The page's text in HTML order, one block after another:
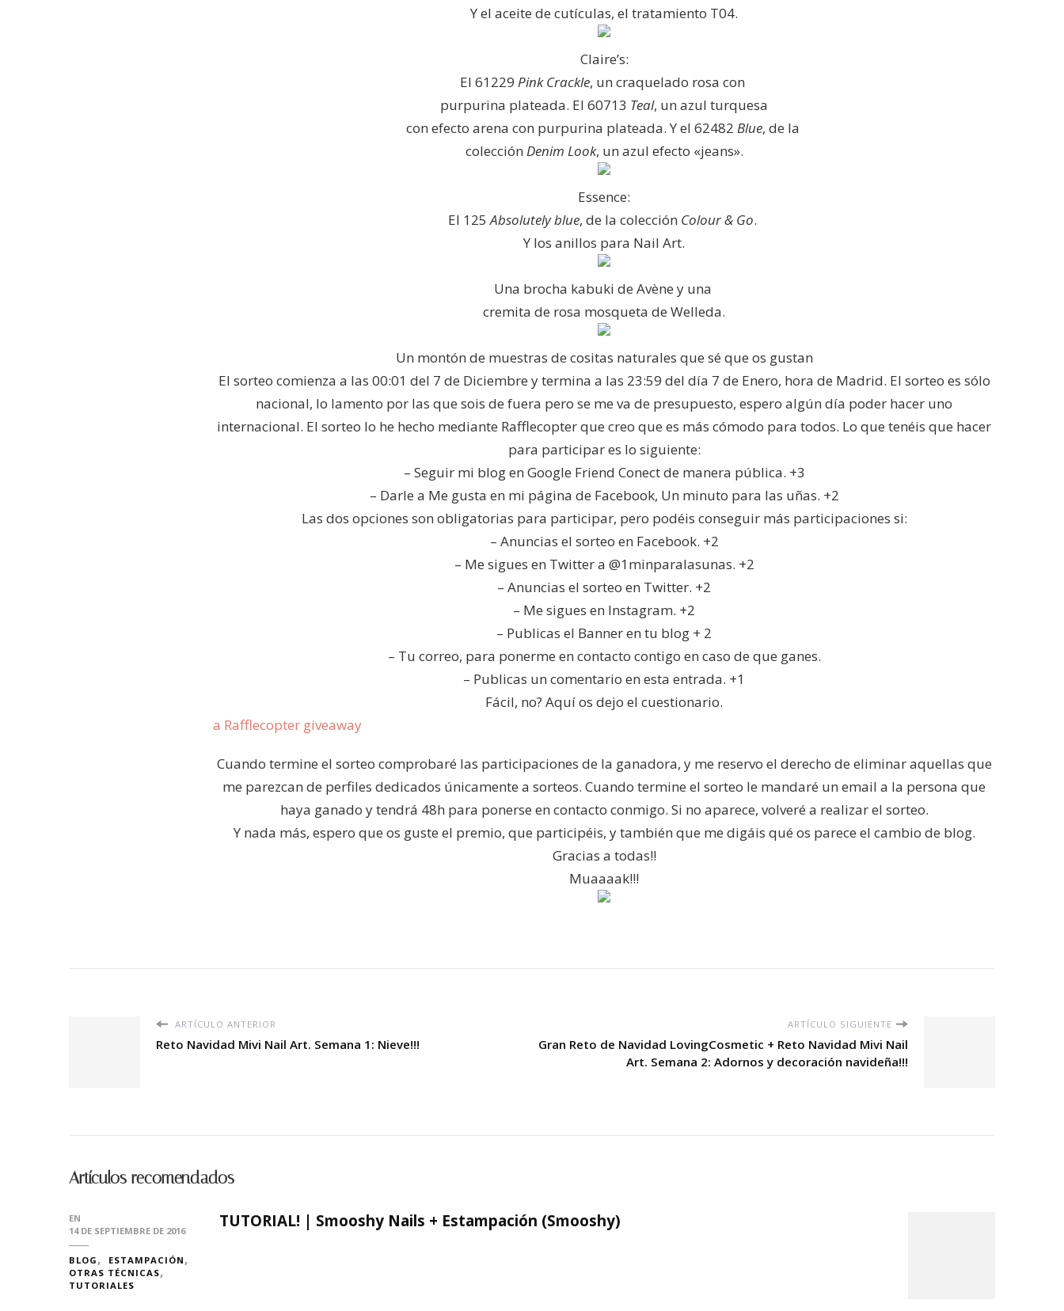
Y el aceite de cutículas, el tratamiento T04.
Claire’s:
El 61229 Pink Crackle, un craquelado rosa con
purpurina plateada. El 60713 Teal, un azul turquesa
con efecto arena con purpurina plateada. Y el 62482 Blue, de la
colección Denim Look, un azul efecto «jeans».
Essence:
El 125Absolutely blue, de la colección Colour & Go.
Y los anillos para Nail Art.
Una brocha kabuki de Avène y una
cremita de rosa mosqueta de Welleda.
Un montón de muestras de cositas naturales que sé que os gustan
El sorteo comienza a las 00:01 del 7 de Diciembre y termina a las 23:59 del día 7 de Enero, hora de Madrid. El sorteo es sólo
nacional, lo lamento por las que sois de fuera pero se me va de presupuesto, espero algún día poder hacer uno
internacional. El sorteo lo he hecho mediante Rafflecopter que creo que es más cómodo para todos. Lo que tenéis que hacer
para participar es lo siguiente:
– Seguir mi blog en Google Friend Conect de manera pública. +3
– Darle a Me gusta en mi página de Facebook, Un minuto para las uñas. +2
Las dos opciones son obligatorias para participar, pero podéis conseguir más participaciones si:
– Anuncias el sorteo en Facebook. +2
– Me sigues en Twitter a @1minparalasunas. +2
– Anuncias el sorteo en Twitter. +2
– Me sigues en Instagram. +2
– Publicas el Banner en tu blog + 2
– Tu correo, para ponerme en contacto contigo en caso de que ganes.
– Publicas un comentario en esta entrada. +1
Fácil, no? Aquí os dejo el cuestionario.
a Rafflecopter giveaway
Cuando termine el sorteo comprobaré las participaciones de la ganadora, y me reservo el derecho de eliminar aquellas que
me parezcan de perfiles dedicados únicamente a sorteos. Cuando termine el sorteo le mandaré un email a la persona que
haya ganado y tendrá 48h para ponerse en contacto conmigo. Si no aparece, volveré a realizar el sorteo.
Y nada más, espero que os guste el premio, que participéis, y también que me digáis qué os parece el cambio de blog.
Gracias a todas!!
Muaaaak!!!
ARTÍCULO ANTERIOR
Reto Navidad Mivi Nail Art. Semana 1: Nieve!!!
ARTÍCULO SIGUIENTE
Gran Reto de Navidad LovingCosmetic + Reto Navidad Mivi Nail
Art. Semana 2: Adornos y decoración navideña!!!
Artículos recomendados
EN
14 DE SEPTIEMBRE DE 2016
BLOG
ESTAMPACIÓN
OTRAS TÉCNICAS
TUTORIALES
TUTORIAL! | Smooshy Nails + Estampación (Smooshy)